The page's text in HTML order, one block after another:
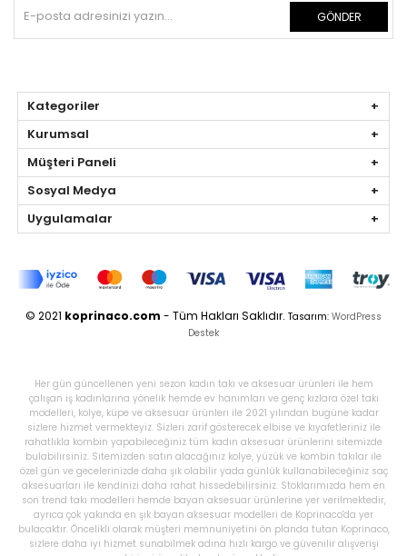
GÖNDER
Kategoriler
Kurumsal
Müşteri Paneli
Sosyal Medya
Uygulamalar
© 2021 koprinaco.com - Tüm Hakları Saklıdır. Tasarım: WordPress
Destek
Her gün güncellenen yeni sezon kadın takı ve aksesuar ürünleri ile hem
çalışan iş kadınlarına yönelik hemde ev hanımları ve genç kızlara özel takı
modelleri, kolye, küpe ve aksesuar ürünleri ile 2021 yılından bugüne kadar
sizlere hizmet vermekteyiz. Sizleri zarif gösterecek elbise ve kıyafetleriniz ile
rahatlıkla kombin yapabileceğiniz tüm kadın aksesuar ürünlerini sitemizde
bulabilirsiniz. Sitemizden satın alacağınız kolye, yüzük ve kombin takılar ile
özel gün ve gecelerinizde daha şık olabilir yada günlük kullanabileceğiniz saç
aksesuarları ile kendinizi daha rahat hissedebilirsiniz. Stoklarımızda hem en
son trend takı modelleri hemde bayan aksesuar ürünlerine yer verilmektedir,
ayrıca çok yakında en şık bayan aksesuar modelleri de Koprinaco'da yer
bulacaktır. Öncelikli olarak müşteri memnuniyetini ön planda tutan Koprinaco,
sizlere daha iyi hizmet sunabilmek adına hızlı kargo ve güvenilir alışverişi